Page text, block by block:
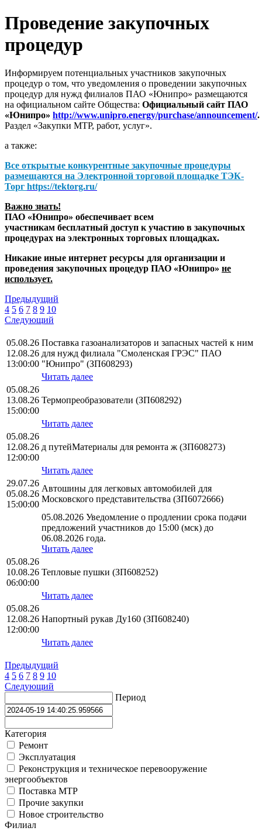
Проведение закупочных
процедур
Информируем потенциальных участников закупочных
процедур о том, что уведомления о проведении закупочных
процедур для нужд филиалов ПАО «Юнипро» размещаются
на официальном сайте Общества: Официальный сайт ПАО
«Юнипро» http://www.unipro.energy/purchase/announcement/.
Раздел «Закупки МТР, работ, услуг».
а также:
Все открытые конкурентные закупочные процедуры
размещаются на Электронной торговой площадке ТЭК-
Торг https://tektorg.ru/
Важно знать!
ПАО «Юнипро» обеспечивает всем
участникам бесплатный доступ к участию в закупочных
процедурах на электронных торговых площадках.
Никакие иные интернет ресурсы для организации и
проведения закупочных процедур ПАО «Юнипро» не
использует.
Предыдущий
4 5 6 7 8 9 10
Следующий
05.08.26
12.08.26
13:00:00
Поставка газоанализаторов и запасных частей к ним
для нужд филиала "Смоленская ГРЭС" ПАО
"Юнипро" (ЗП608293)
Читать далее
05.08.26
13.08.26
15:00:00
Термопреобразователи (ЗП608292)
Читать далее
05.08.26
12.08.26
12:00:00
д путейМатериалы для ремонта ж (ЗП608273)
Читать далее
29.07.26
05.08.26
15:00:00
Автошины для легковых автомобилей для
Московского представительства (ЗП6072666)
05.08.2026 Уведомление о продлении срока подачи
предложений участников до 15:00 (мск) до
06.08.2026 года.
Читать далее
05.08.26
10.08.26
06:00:00
Тепловые пушки (ЗП608252)
Читать далее
05.08.26
12.08.26
12:00:00
Напортный рукав Ду160 (ЗП608240)
Читать далее
Предыдущий
4 5 6 7 8 9 10
Следующий
Период
Категория
Ремонт
Эксплуатация
Реконструкция и техническое перевооружение
энергообъектов
Поставка МТР
Прочие закупки
Новое строительство
Филиал